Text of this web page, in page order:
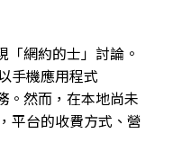
網約的士」討論。
手機應用程式
。然而，在本地尚未
平台的收費方式、營